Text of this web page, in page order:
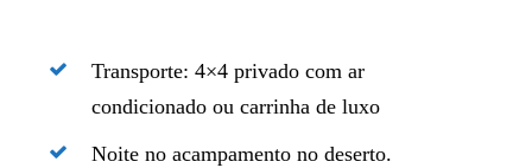
Transporte: 4×4 privado com ar
condicionado ou carrinha de luxo
Noite no acampamento no deserto.